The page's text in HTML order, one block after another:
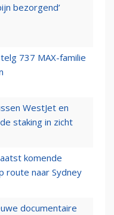
bezorgend’
737 MAX-familie
WestJet en
staking in zicht
komende
route naar Sydney
documentaire